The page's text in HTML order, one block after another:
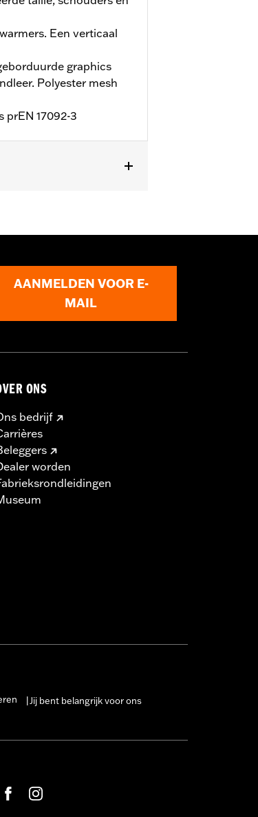
Een verticaal
graphics
Polyester mesh
prEN 17092-3
AANMELDEN VOOR E-
MAIL
ONS
bedrijf
worden
Jij bent belangrijk voor ons